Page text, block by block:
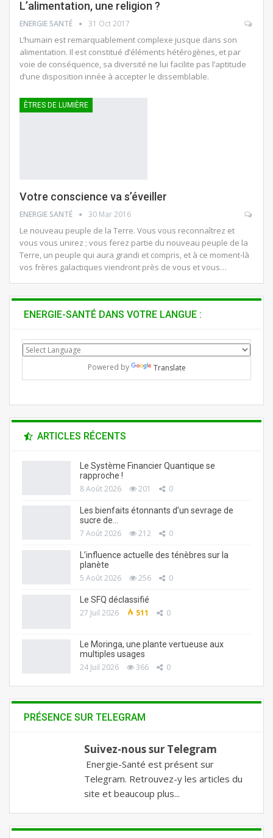
L’alimentation, une religion ?
ENERGIE SANTÉ 31 Oct 2017
L’humain est remarquablement complexe jusque dans son
alimentation. Il est constitué d’éléments hétérogènes, et par
voie de conséquence, sa diversité ne lui facilite pas l’aptitude
d’une disposition innée à accepter le dissemblable.
ÊTRES DE LUMIÈRE
Votre conscience va s’éveiller
ENERGIE SANTÉ 30 Mar 2016
Le nouveau peuple de la Terre. Vous vous reconnaîtrez et
vous vous unirez ; vous ferez partie du nouveau peuple de la
Terre, un peuple qui aura grandi et compris, et à ce moment-là
vos frères galactiques viendront près de vous et vous…
ENERGIE-SANTÉ DANS VOTRE LANGUE :
Powered by Translate
ARTICLES RÉCENTS
Le Système Financier Quantique se
rapproche !
8 Août 2026 201 0
Les bienfaits étonnants d’un sevrage de
sucre de…
7 Août 2026 212 0
L’influence actuelle des ténèbres sur la
planète
5 Août 2026 256 0
Le SFQ déclassifié
27 Juil 2026 511 0
Le Moringa, une plante vertueuse aux
multiples usages
24 Juil 2026 366 0
PRÉSENCE SUR TELEGRAM
Suivez-nous sur Telegram
Energie-Santé est présent sur
Telegram. Retrouvez-y les articles du
site et beaucoup plus...